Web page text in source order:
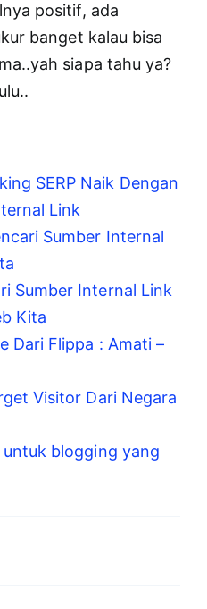
positif, ada
banget kalau bisa
siapa tahu ya?
SERP Naik Dengan
Link
Sumber Internal
Sumber Internal Link
Kita
Dari Flippa : Amati –
Visitor Dari Negara
blogging yang